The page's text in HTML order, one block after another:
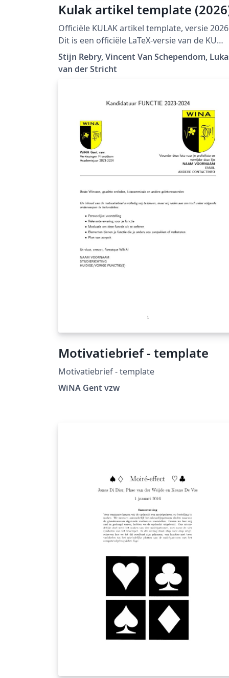
Kulak artikel template
Officiële KULAK artikel template, versie 2026
Dit is een officiële LaTeX-versie van de KU
Leuven huisstijl:
https://admin.kuleuven.be/icts/english/servic
Stijn Rebry, Vincent Van Schependom,
van der Stricht
Motivatiebrief - template
Motivatiebrief - template
WiNA Gent vzw